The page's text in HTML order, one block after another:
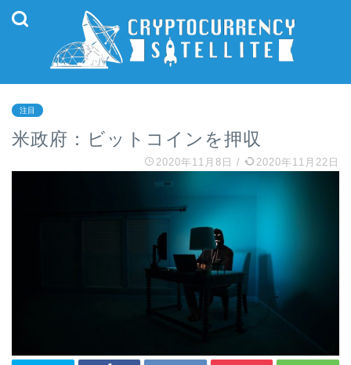
注目
米政府：ビットコインを押収
2020年11月8日 / 2020年11月22日